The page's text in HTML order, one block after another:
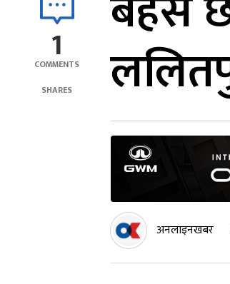
1
COMMENTS
SHARES
अनलाइनखबर